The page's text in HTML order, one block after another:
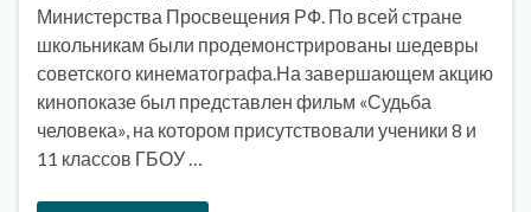
Министерства Просвещения РФ. По всей стране
школьникам были продемонстрированы шедевры
советского кинематографа.На завершающем акцию
кинопоказе был представлен фильм «Судьба
человека», на котором присутствовали ученики 8 и
11 классов ГБОУ …